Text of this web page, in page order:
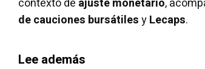
de cauciones bursátilesyLecaps.
Lee además